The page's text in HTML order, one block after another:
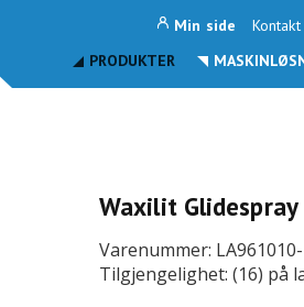
Kontakt
Min side
PRODUKTER
Waxilit
Varenummer: LA961010-
Tilgjengelighet: (16) på